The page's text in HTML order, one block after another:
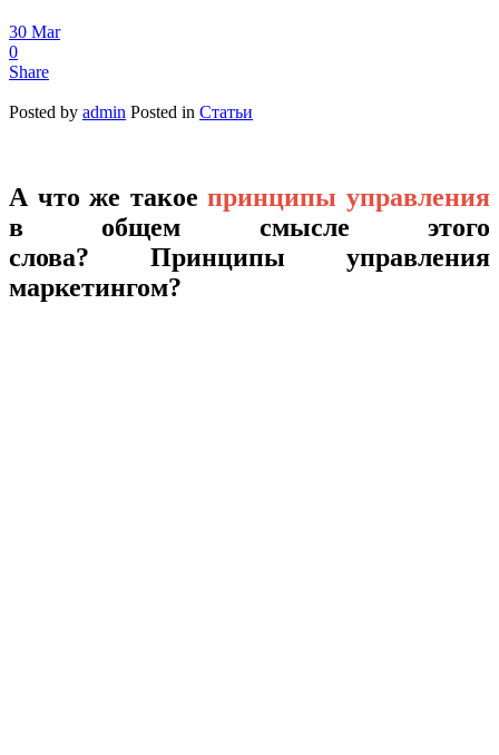
30 Mar
0
Share
Posted by admin Posted in Статьи
А что же такоепринципы управления
в общем смысле этого
слова? Принципы управления
маркетингом?